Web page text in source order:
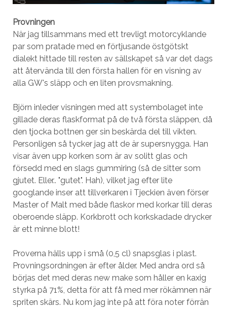
Provningen
När jag tillsammans med ett trevligt motorcyklande
par som pratade med en förtjusande östgötskt
dialekt hittade till resten av sällskapet så var det dags
att återvända till den första hallen för en visning av
alla GW's släpp och en liten provsmakning.
Björn inleder visningen med att systembolaget inte
gillade deras flaskformat på de två första släppen, då
den tjocka bottnen ger sin beskärda del till vikten.
Personligen så tycker jag att de är supersnygga. Han
visar även upp korken som är av solitt glas och
försedd med en slags gummiring (så de sitter som
gjutet. Eller.. "gutet". Hah), vilket jag efter lite
googlande inser att tillverkaren i Tjeckien även förser
Master of Malt med både flaskor med korkar till deras
oberoende släpp. Korkbrott och korkskadade drycker
är ett minne blott!
Proverna hälls upp i små (0,5 cl) snapsglas i plast.
Provningsordningen är efter ålder. Med andra ord så
börjas det med deras new make som håller en kaxig
styrka på 71%, detta för att få med mer rökämnen när
spriten skärs. Nu kom jag inte på att föra noter förrän